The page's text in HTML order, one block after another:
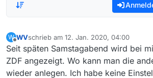
W
Offline
WVschrieb am 12. Jan. 2020, 04:00
zuletzt editiert von
Seit späten Samstagabend wird bei
ZDF angezeigt. Wo kann man die
wieder anlegen. Ich habe keine